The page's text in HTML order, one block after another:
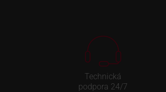
Technická
podpora 24/7